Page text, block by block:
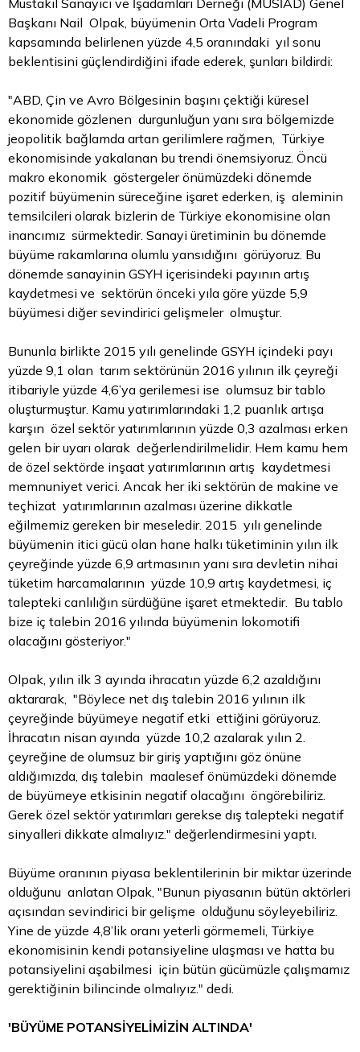
Müstakil Sanayici ve İşadamları Derneği (MÜSİAD) Genel
Başkanı Nail Olpak, büyümenin Orta Vadeli Program
kapsamında belirlenen yüzde 4,5 oranındaki yıl sonu
beklentisini güçlendirdiğini ifade ederek, şunları bildirdi:
"ABD, Çin ve Avro Bölgesinin başını çektiği küresel
ekonomide gözlenen durgunluğun yanı sıra bölgemizde
jeopolitik bağlamda artan gerilimlere rağmen, Türkiye
ekonomisinde yakalanan bu trendi önemsiyoruz. Öncü
makro ekonomik göstergeler önümüzdeki dönemde
pozitif büyümenin süreceğine işaret ederken, iş aleminin
temsilcileri olarak bizlerin de Türkiye ekonomisine olan
inancımız sürmektedir. Sanayi üretiminin bu dönemde
büyüme rakamlarına olumlu yansıdığını görüyoruz. Bu
dönemde sanayinin GSYH içerisindeki payının artış
kaydetmesi ve sektörün önceki yıla göre yüzde 5,9
büyümesi diğer sevindirici gelişmeler olmuştur.
Bununla birlikte 2015 yılı genelinde GSYH içindeki payı
yüzde 9,1 olan tarım sektörünün 2016 yılının ilk çeyreği
itibariyle yüzde 4,6’ya gerilemesi ise olumsuz bir tablo
oluşturmuştur. Kamu yatırımlarındaki 1,2 puanlık artışa
karşın özel sektör yatırımlarının yüzde 0,3 azalması erken
gelen bir uyarı olarak değerlendirilmelidir. Hem kamu hem
de özel sektörde inşaat yatırımlarının artış kaydetmesi
memnuniyet verici. Ancak her iki sektörün de makine ve
teçhizat yatırımlarının azalması üzerine dikkatle
eğilmemiz gereken bir meseledir. 2015 yılı genelinde
büyümenin itici gücü olan hane halkı tüketiminin yılın ilk
çeyreğinde yüzde 6,9 artmasının yanı sıra devletin nihai
tüketim harcamalarının yüzde 10,9 artış kaydetmesi, iç
talepteki canlılığın sürdüğüne işaret etmektedir. Bu tablo
bize iç talebin 2016 yılında büyümenin lokomotifi
olacağını gösteriyor."
Olpak, yılın ilk 3 ayında ihracatın yüzde 6,2 azaldığını
aktararak, "Böylece net dış talebin 2016 yılının ilk
çeyreğinde büyümeye negatif etki ettiğini görüyoruz.
İhracatın nisan ayında yüzde 10,2 azalarak yılın 2.
çeyreğine de olumsuz bir giriş yaptığını göz önüne
aldığımızda, dış talebin maalesef önümüzdeki dönemde
de büyümeye etkisinin negatif olacağını öngörebiliriz.
Gerek özel sektör yatırımları gerekse dış talepteki negatif
sinyalleri dikkate almalıyız." değerlendirmesini yaptı.
Büyüme oranının piyasa beklentilerinin bir miktar üzerinde
olduğunu anlatan Olpak, "Bunun piyasanın bütün aktörleri
açısından sevindirici bir gelişme olduğunu söyleyebiliriz.
Yine de yüzde 4,8’lik oranı yeterli görmemeli, Türkiye
ekonomisinin kendi potansiyeline ulaşması ve hatta bu
potansiyelini aşabilmesi için bütün gücümüzle çalışmamız
gerektiğinin bilincinde olmalıyız." dedi.
'BÜYÜME POTANSİYELİMİZİN ALTINDA'